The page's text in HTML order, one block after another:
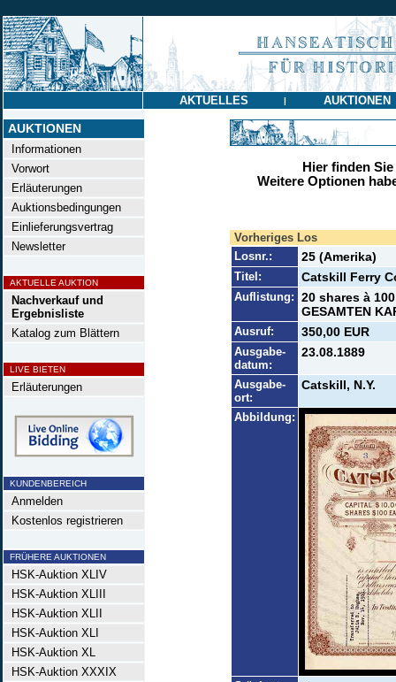
AKTUELLES | AUKTIONEN
AUKTIONEN
Informationen
Vorwort
Erläuterungen
Auktionsbedingungen
Einlieferungsvertrag
Newsletter
AKTUELLE AUKTION
Nachverkauf und
Ergebnisliste
Katalog zum Blättern
LIVE BIETEN
Erläuterungen
KUNDENBEREICH
Anmelden
Kostenlos registrieren
FRÜHERE AUKTIONEN
HSK-Auktion XLIV
HSK-Auktion XLIII
HSK-Auktion XLII
HSK-Auktion XLI
HSK-Auktion XL
HSK-Auktion XXXIX
Hier finden
Weitere Optionen
Vorheriges Los
Losnr.:
25 (Amerika)
Titel: Catskill Ferry
Auflistung: 20 shares à
GESAMTEN
Ausruf: 350,00 EUR
Ausgabe-
datum:
23.08.1889
Ausgabe-
ort:
Catskill, N.Y.
Abbildung: